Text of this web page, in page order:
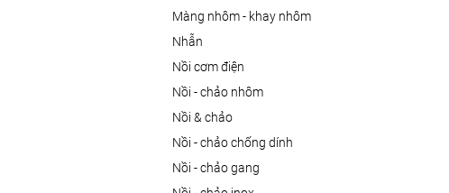
màng nhôm - khay nhôm
nhẫn
nồi cơm điện
nồi - chảo nhôm
nồi & chảo
nồi - chảo chống dính
nồi - chảo gang